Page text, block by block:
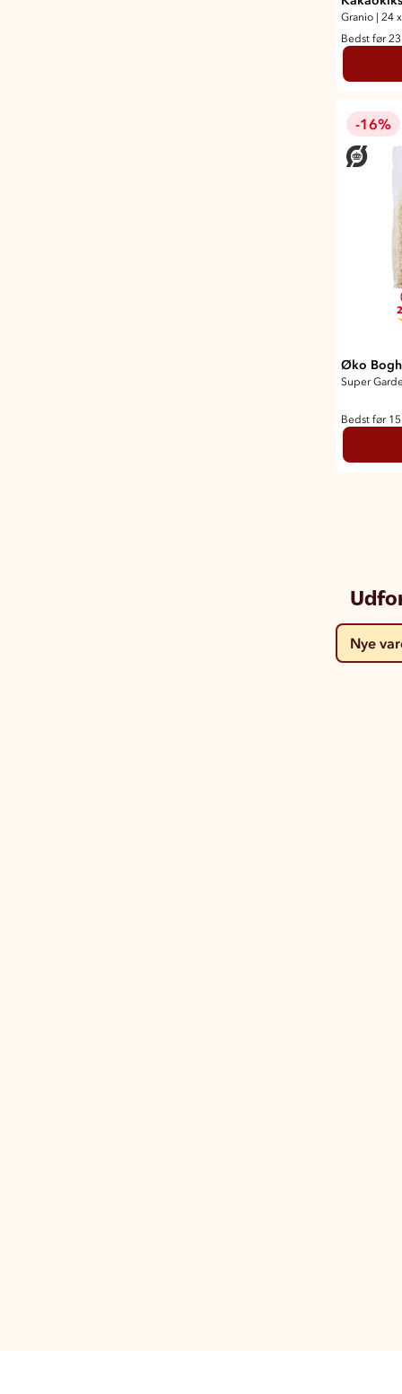
Granio | 24
Bedst før
-16%
Øko
Super
Bedst før
Nye